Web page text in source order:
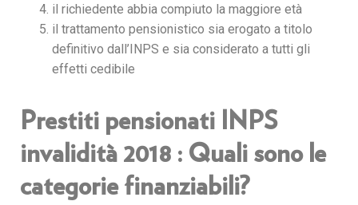
il richiedente abbia compiuto la maggiore età
il trattamento pensionistico sia erogato a titolo
definitivo dall’INPS e sia considerato a tutti gli
effetti cedibile
Prestiti pensionati INPS
invalidità 2018 : Quali sono le
categorie finanziabili?